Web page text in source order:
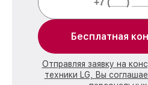
Бесплатная
Отправляя заявку на
техники LG, Вы